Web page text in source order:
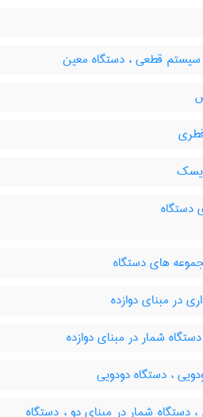
سیستم قطعی ، دستگاه معین
دستگاه
های دستگاه
در مبنای دوازده
شمار در مبنای دوازده
، دستگاه دودویی
دستگاه شمار در مبنای دو ، دستگاه